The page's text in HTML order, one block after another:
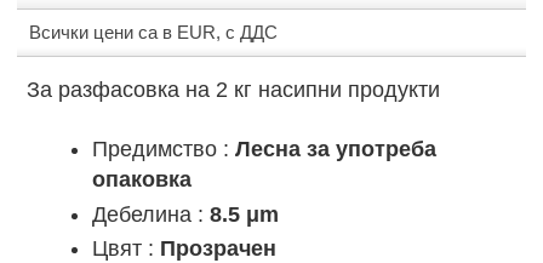
Всички цени са в EUR, с ДДС
За разфасовка на 2 кг насипни продукти
Предимство : Лесна за употреба
опаковка
Дебелина : 8.5 μm
Цвят : Прозрачен